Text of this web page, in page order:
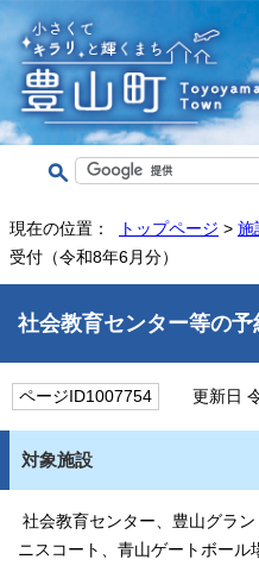
現在の位置： トップページ > 施
受付（令和8年6月分）
社会教育センター等の予
ページID1007754 更新日
対象施設
社会教育センター、豊山グラ
ニスコート、青山ゲートボール